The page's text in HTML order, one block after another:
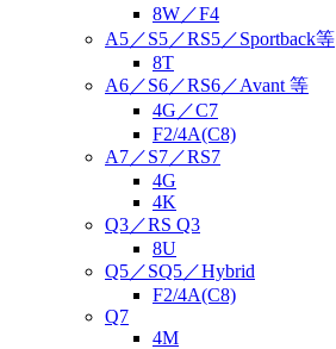
8W／F4
A5／S5／RS5／Sportback等
8T
A6／S6／RS6／Avant 等
4G／C7
F2/4A(C8)
A7／S7／RS7
4G
4K
Q3／RS Q3
8U
Q5／SQ5／Hybrid
F2/4A(C8)
Q7
4M